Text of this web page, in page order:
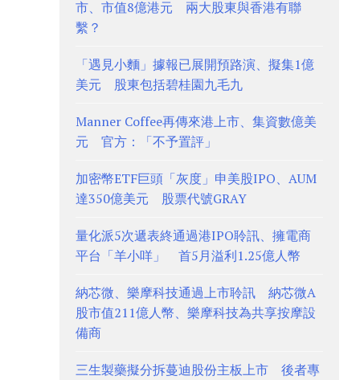
市、市值8億港元 兩大股東與香港有聯
繫？
「遇見小麵」據報已展開預路演、擬集1億
美元 股東包括碧桂園九毛九
Manner Coffee再傳來港上市、集資數億美
元 官方：「不予置評」
加密幣ETF巨頭「灰度」申美股IPO、AUM
達350億美元 股票代號GRAY
量化派5次遞表終通過港IPO聆訊、擁電商
平台「羊小咩」 首5月溢利1.25億人幣
納芯微、樂摩科技通過上市聆訊 納芯微A
股市值211億人幣、樂摩科技為共享按摩設
備商
三生製藥擬分拆蔓迪股份主板上市 後者專